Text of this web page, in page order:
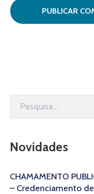
Novidades
CHAMAMENTO
– Credenciamento